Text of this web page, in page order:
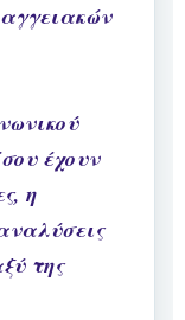
έχουν
η
της